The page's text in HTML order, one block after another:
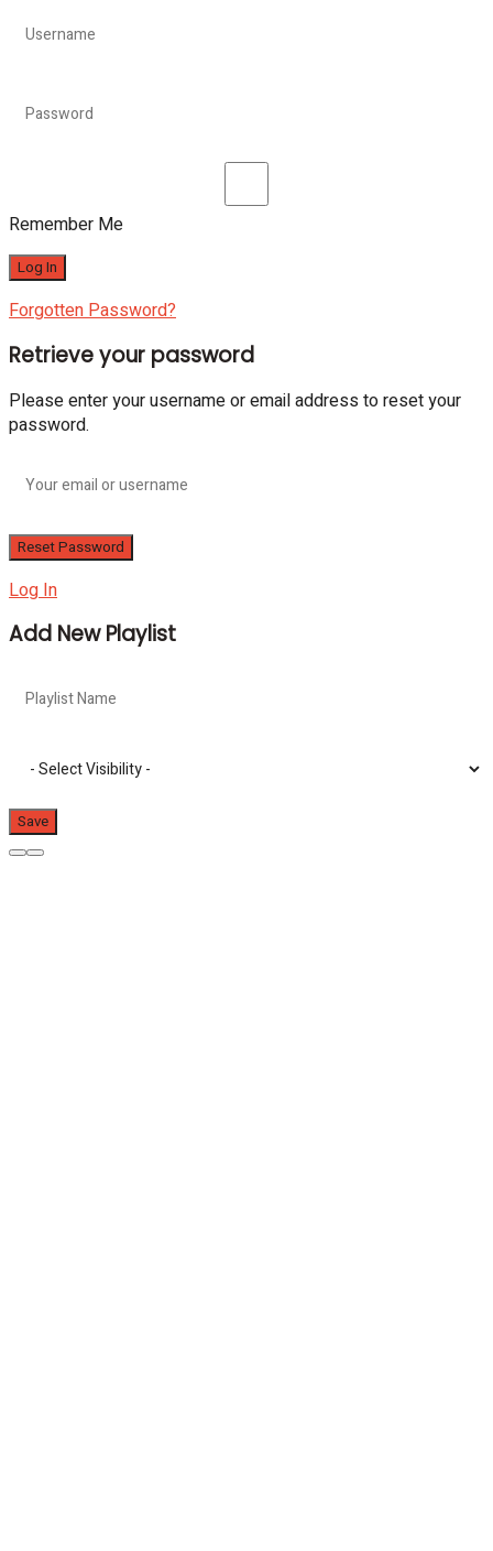
Remember Me
Forgotten Password?
Retrieve your password
Please enter your username or email address to reset your
password.
Log In
Add New Playlist